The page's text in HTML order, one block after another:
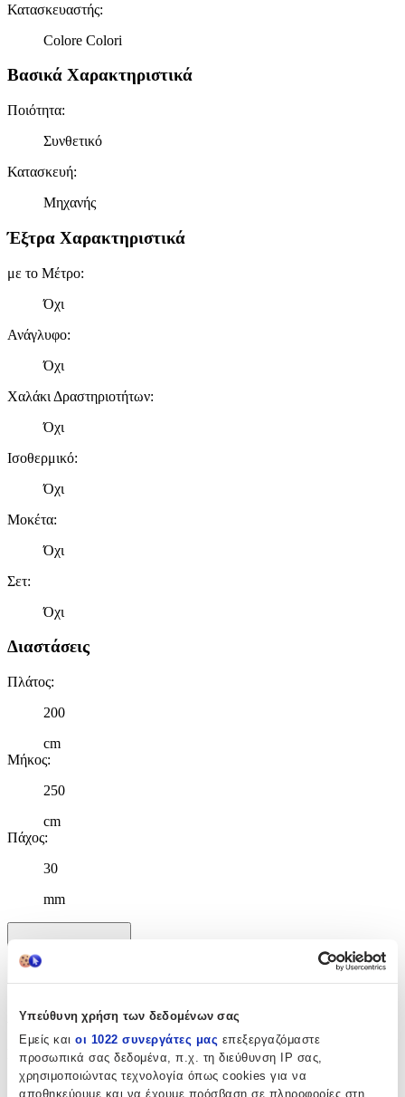
Υπεύθυνη χρήση των δεδομένων σας
Εμείς και οι 1022 συνεργάτες μας επεξεργαζόμαστε
προσωπικά σας δεδομένα, π.χ. τη διεύθυνση IP σας,
χρησιμοποιώντας τεχνολογία όπως cookies για να
αποθηκεύουμε και να έχουμε πρόσβαση σε πληροφορίες στη
Κατασκευαστής:
Colore Colori
Βασικά Χαρακτηριστικά
Ποιότητα:
Συνθετικό
Κατασκευή:
Μηχανής
Έξτρα Χαρακτηριστικά
με το Μέτρο:
Όχι
Ανάγλυφο:
Όχι
Χαλάκι Δραστηριοτήτων:
Όχι
Ισοθερμικό:
Όχι
Μοκέτα:
Όχι
Σετ:
Όχι
Διαστάσεις
Πλάτος:
200
cm
Μήκος:
250
cm
Πάχος:
30
mm
Χαρακτηριστικά
Κατασκευαστής:
Colore Colori